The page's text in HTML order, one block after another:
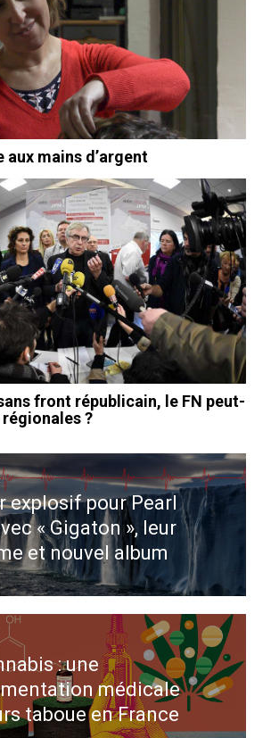
aux mains d’argent
front républicain, le FN peut-
?
explosif pour Pearl
« Gigaton », leur
et nouvel album
: une
médicale
taboue en France